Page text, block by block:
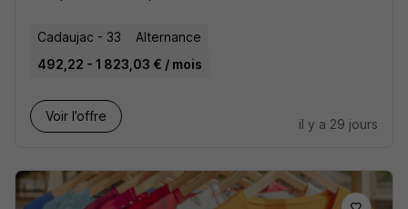
Cadaujac - 33
Alternance
492,22 - 1 823,03 € / mois
Voir l’offre
il y a 29 jours